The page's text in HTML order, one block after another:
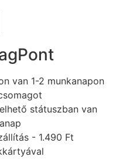
van 1-2 munkanapon
státuszban van
- 1.490 Ft